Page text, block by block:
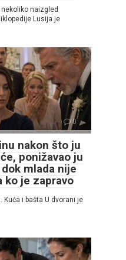
naizgled
Lusija je
0
nakon što ju
ponižavao ju
mlada nije
ko je zapravo
i bašta U dvorani je